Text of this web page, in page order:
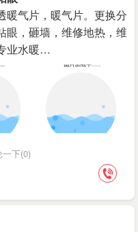
暖气片，暖气片。更换分
眼，砸墙，维修地热，维
业水暖…
一下(0)